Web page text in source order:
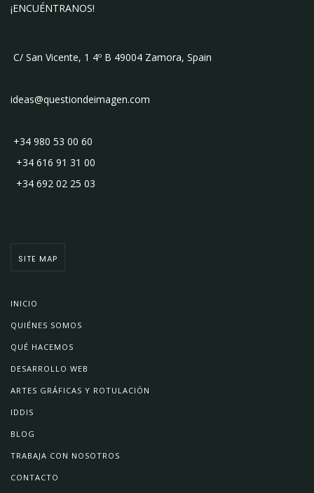
¡ENCUÉNTRANOS!
C/ San Vicente, 1 4º B 49004 Zamora, Spain
ideas@questiondeimagen.com
+34 980 53 00 60
+34 616 91 31 00
+34 692 02 25 03
SITE MAP
INICIO
QUIÉNES SOMOS
QUÉ HACEMOS
DESARROLLO WEB
ARTES GRÁFICAS Y ROTULACIÓN
IDDIS
BLOG
TRABAJA CON NOSOTROS
CONTACTO